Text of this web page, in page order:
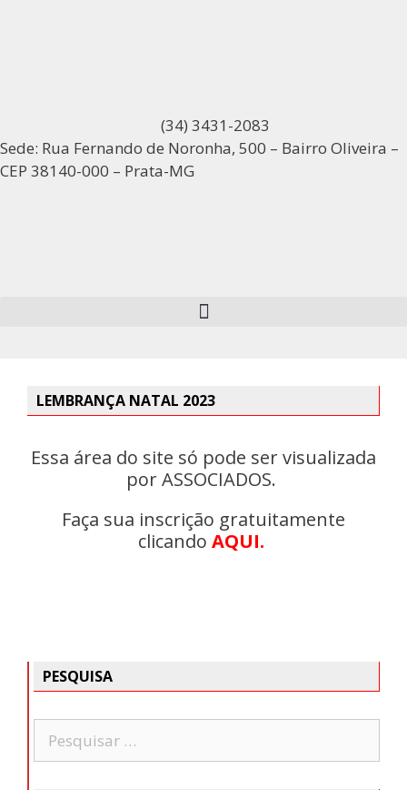
(34) 3431-2083
Sede: Rua Fernando de Noronha, 500 – Bairro Oliveira –
CEP 38140-000 – Prata-MG
LEMBRANÇA NATAL 2023
Essa área do site só pode ser visualizada
por ASSOCIADOS.
Faça sua inscrição gratuitamente
clicando AQUI.
PESQUISA